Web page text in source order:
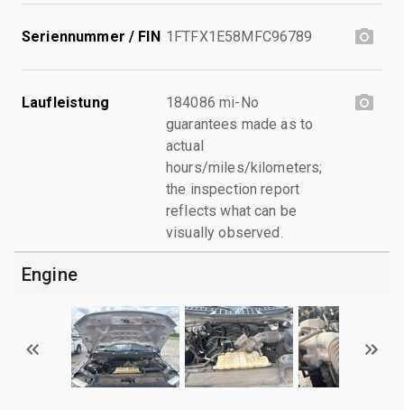
Seriennummer / FIN 1FTFX1E58MFC96789
Laufleistung
184086 mi-No
guarantees made as to
actual
hours/miles/kilometers;
the inspection report
reflects what can be
visually observed.
Engine